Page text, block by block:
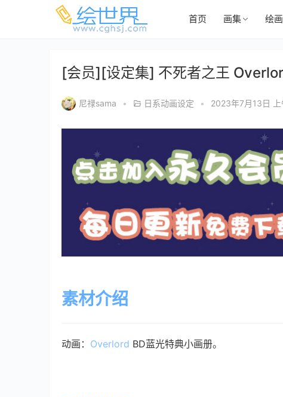
首页 画集 绘
[会员][设定集] 不死者之王
尼禄sama • 日系动画设定 • 2023年7月13日 上
素材介绍
动画： Overlord BD蓝光特典小画册。